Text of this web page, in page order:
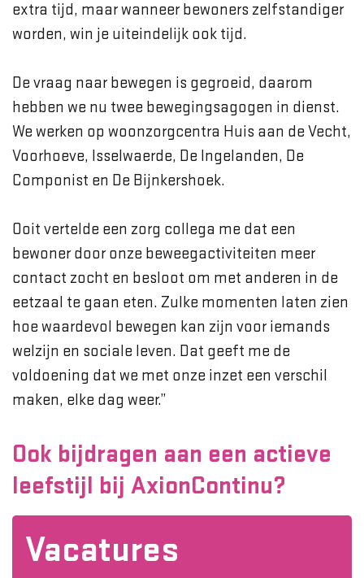
extra tijd, maar wanneer bewoners zelfstandiger
worden, win je uiteindelijk ook tijd.
De vraag naar bewegen is gegroeid, daarom
hebben we nu twee bewegingsagogen in dienst.
We werken op woonzorgcentra Huis aan de Vecht,
Voorhoeve, Isselwaerde, De Ingelanden, De
Componist en De Bijnkershoek.
Ooit vertelde een zorg collega me dat een
bewoner door onze beweegactiviteiten meer
contact zocht en besloot om met anderen in de
eetzaal te gaan eten. Zulke momenten laten zien
hoe waardevol bewegen kan zijn voor iemands
welzijn en sociale leven. Dat geeft me de
voldoening dat we met onze inzet een verschil
maken, elke dag weer.”
Ook bijdragen aan een actieve
leefstijl bij AxionContinu?
Vacatures